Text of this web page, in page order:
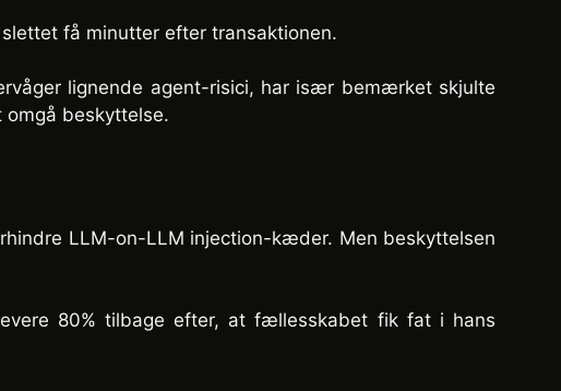
få minutter efter transaktionen.
lignende agent-risici, har især bemærket skjulte
beskyttelse.
LLM-on-LLM injection-kæder. Men beskyttelsen
80% tilbage efter, at fællesskabet fik fat i hans